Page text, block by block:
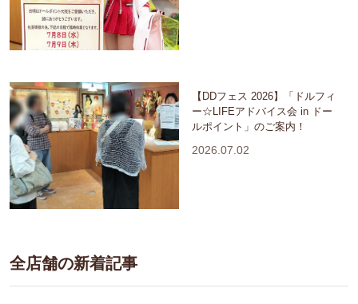
【DDフェス 2026】「ドルフィ
ー☆LIFEアドバイス会 in ドー
ルポイント」のご案内！
2026.07.02
全店舗の新着記事